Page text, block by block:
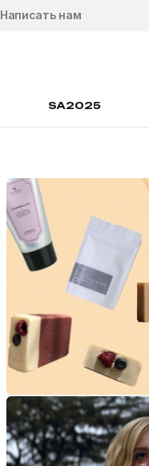
Написать нам
SA2025